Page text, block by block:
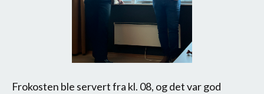
Frokosten ble servert fra kl. 08, og det var god